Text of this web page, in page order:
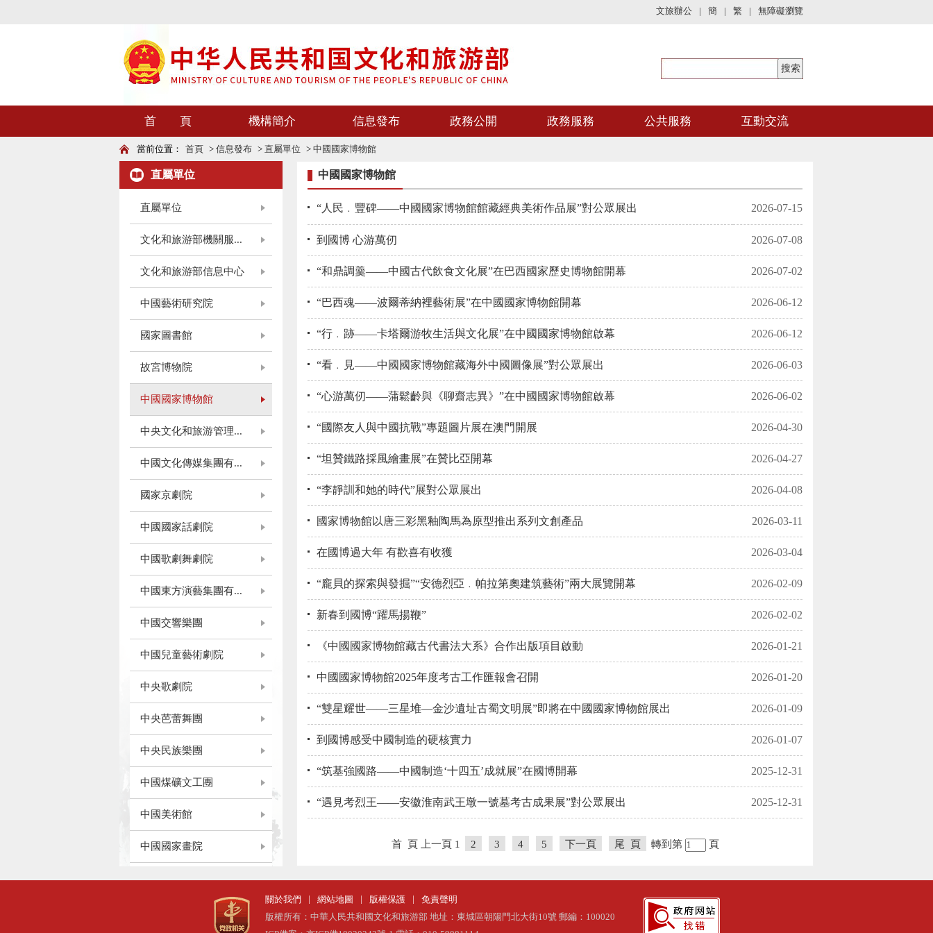
文旅辦公 | 簡 | 繁 | 無障礙瀏覽
首 頁 機構簡介 信息發布 政務公開 政務服務 公共服務 互動交流
當前位置： 首頁 > 信息發布 > 直屬單位 > 中國國家博物館
直屬單位
直屬單位
文化和旅游部機關服...
文化和旅游部信息中心
中國藝術研究院
國家圖書館
故宮博物院
中國國家博物館
中央文化和旅游管理...
中國文化傳媒集團有...
國家京劇院
中國國家話劇院
中國歌劇舞劇院
中國東方演藝集團有...
中國交響樂團
中國兒童藝術劇院
中央歌劇院
中央芭蕾舞團
中央民族樂團
中國煤礦文工團
中國美術館
中國國家畫院
中國工藝美術館
中國數字文化集團有...
中國國家博物館
“人民﹒豐碑——中國國家博物館館藏經典美術作品展”對公眾展出 2026-07-15
到國博 心游萬仞 2026-07-08
“和鼎調羹——中國古代飲食文化展”在巴西國家歷史博物館開幕 2026-07-02
“巴西魂——波爾蒂納裡藝術展”在中國國家博物館開幕 2026-06-12
“行﹒跡——卡塔爾游牧生活與文化展”在中國國家博物館啟幕 2026-06-12
“看﹒見——中國國家博物館藏海外中國圖像展”對公眾展出 2026-06-03
“心游萬仞——蒲鬆齡與《聊齋志異》”在中國國家博物館啟幕 2026-06-02
“國際友人與中國抗戰”專題圖片展在澳門開展 2026-04-30
“坦贊鐵路採風繪畫展”在贊比亞開幕 2026-04-27
“李靜訓和她的時代”展對公眾展出 2026-04-08
國家博物館以唐三彩黑釉陶馬為原型推出系列文創產品 2026-03-11
在國博過大年 有歡喜有收獲 2026-03-04
“龐貝的探索與發掘”“安德烈亞﹒帕拉第奧建筑藝術”兩大展覽開幕 2026-02-09
新春到國博“躍馬揚鞭” 2026-02-02
《中國國家博物館藏古代書法大系》合作出版項目啟動 2026-01-21
中國國家博物館2025年度考古工作匯報會召開 2026-01-20
“雙星耀世——三星堆—金沙遺址古蜀文明展”即將在中國國家博物館展出 2026-01-09
到國博感受中國制造的硬核實力 2026-01-07
“筑基強國路——中國制造‘十四五’成就展”在國博開幕 2025-12-31
“遇見考烈王——安徽淮南武王墩一號墓考古成果展”對公眾展出 2025-12-31
首 頁 上一頁 1 2 3 4 5 下一頁 尾 頁 轉到第 頁